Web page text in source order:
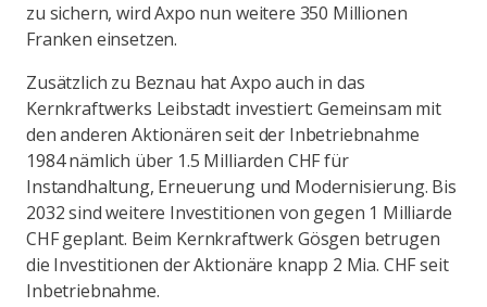
zu sichern, wird Axpo nun weitere 350 Millionen
Franken einsetzen.
Zusätzlich zu Beznau hat Axpo auch in das
Kernkraftwerks Leibstadt investiert: Gemeinsam mit
den anderen Aktionären seit der Inbetriebnahme
1984 nämlich über 1.5 Milliarden CHF für
Instandhaltung, Erneuerung und Modernisierung. Bis
2032 sind weitere Investitionen von gegen 1 Milliarde
CHF geplant. Beim Kernkraftwerk Gösgen betrugen
die Investitionen der Aktionäre knapp 2 Mia. CHF seit
Inbetriebnahme.